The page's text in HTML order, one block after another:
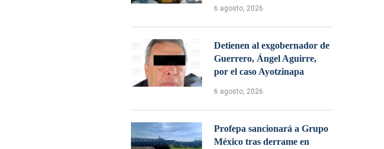
6 agosto, 2026
Detienen al exgobernador de
Guerrero, Ángel Aguirre,
por el caso Ayotzinapa
6 agosto, 2026
Profepa sancionará a Grupo
México tras derrame en